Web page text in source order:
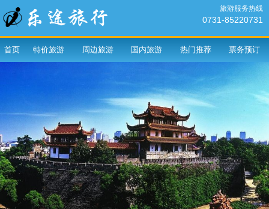
旅游服务热线
0731-85220731
首页 特价旅游 周边旅游 国内旅游 热门推荐 票务预订